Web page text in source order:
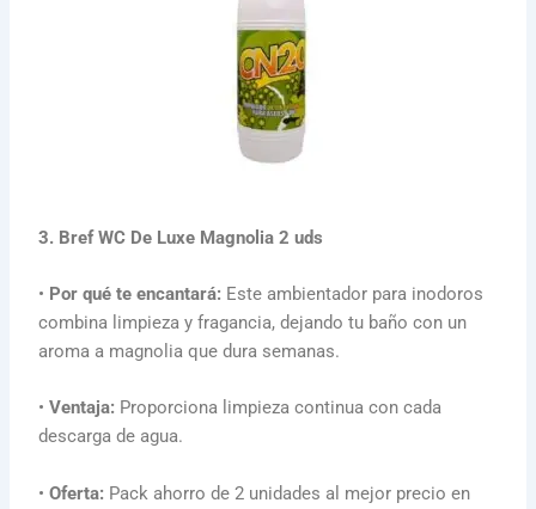
3. Bref WC De Luxe Magnolia 2 uds
• Por qué te encantará: Este ambientador para inodoros
combina limpieza y fragancia, dejando tu baño con un
aroma a magnolia que dura semanas.
•Ventaja: Proporciona limpieza continua con cada
descarga de agua.
•Oferta: Pack ahorro de 2 unidades al mejor precio en